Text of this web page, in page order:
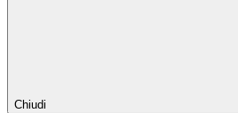
Chiudi